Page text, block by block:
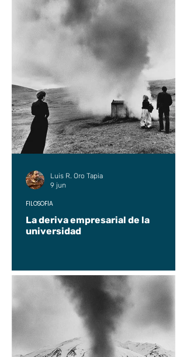
La deriva empresarial de la
universidad
FILOSOFÍA
Luis R. Oro Tapia
9 jun